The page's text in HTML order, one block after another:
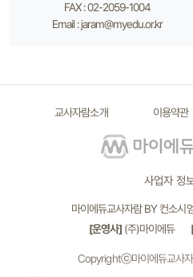
FAX : 02-2059-1004
Email : jaram@myedu.or.kr
교사자람소개 이용약관
사업자 정
마이에듀교사자람 BY 컨소시
[운영사] (주)마이에듀
Copyrightⓒ마이에듀교사자